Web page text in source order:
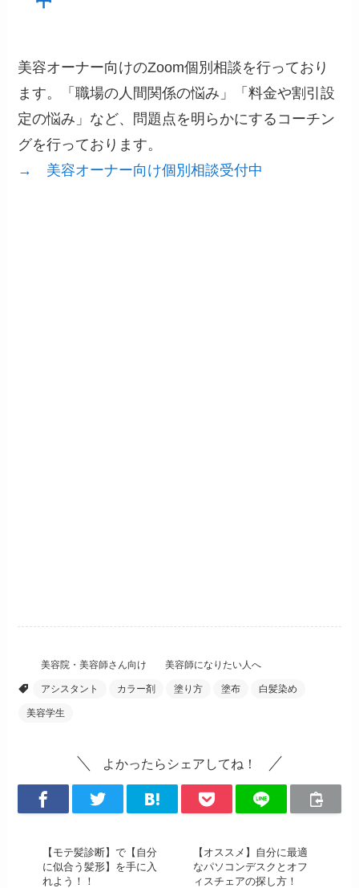
美容オーナー向けのZoom個別相談を行っており
ます。「職場の人間関係の悩み」「料金や割引設
定の悩み」など、問題点を明らかにするコーチン
グを行っております。
→ 美容オーナー向け個別相談受付中
美容院・美容師さん向け 美容師になりたい人へ
アシスタント カラー剤 塗り方 塗布 白髪染め
美容学生
よかったらシェアしてね！
【モテ髪診断】で【自分
に似合う髪形】を手に入
れよう！！
【オススメ】自分に最適
なパソコンデスクとオフ
ィスチェアの探し方！